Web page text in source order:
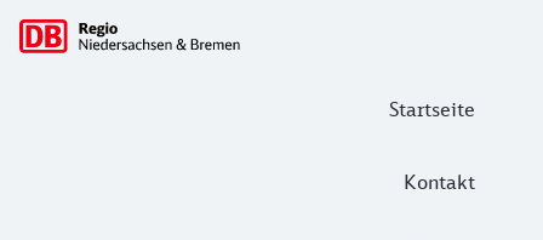
Startseite
Kontakt
Hauptnavigation